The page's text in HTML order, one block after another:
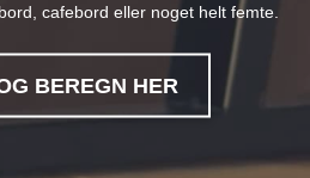
cafebord eller noget helt femte.
BEREGN HER